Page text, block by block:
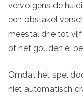
vervolgens de
een obstakel
meestal drie tot
of het gouden ei
Omdat het spel
niet automatisch